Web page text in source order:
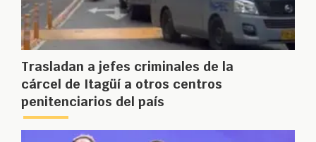
Trasladan a jefes criminales de la
cárcel de Itagüí a otros centros
penitenciarios del país